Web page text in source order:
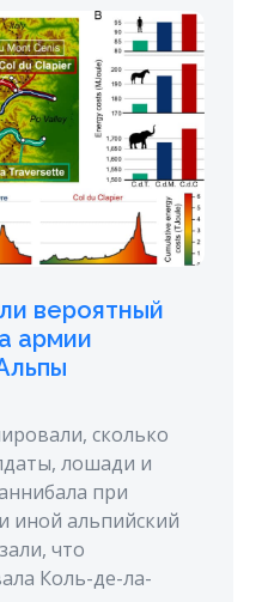
вероятный
армии
сколько
лошади и
при
иной альпийский
что
Коль-де-ла-